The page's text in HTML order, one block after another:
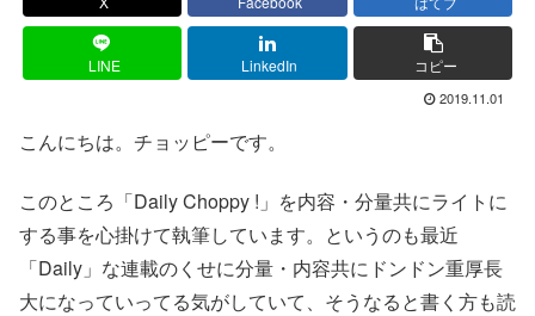
LINE LinkedIn コピー
2019.11.01
こんにちは。チョッピーです。
このところ「Daily Choppy !」を内容・分量共にライトに
する事を心掛けて執筆しています。というのも最近
「Daily」な連載のくせに分量・内容共にドンドン重厚長
大になっていってる気がしていて、そうなると書く方も読